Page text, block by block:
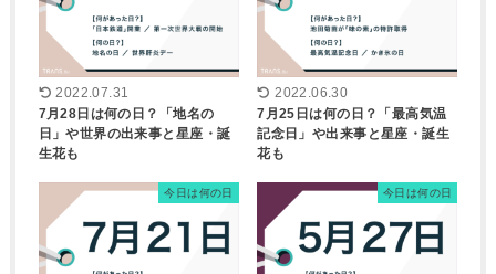
2022.07.31
7月28日は何の日？「地名の
日」や世界の出来事と星座・誕
生花も
2022.06.30
7月25日は何の日？「最高気温
記念日」や出来事と星座・誕生
花も
今日は何の日 今日は何の日